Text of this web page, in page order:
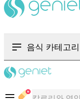
음식 카테고리